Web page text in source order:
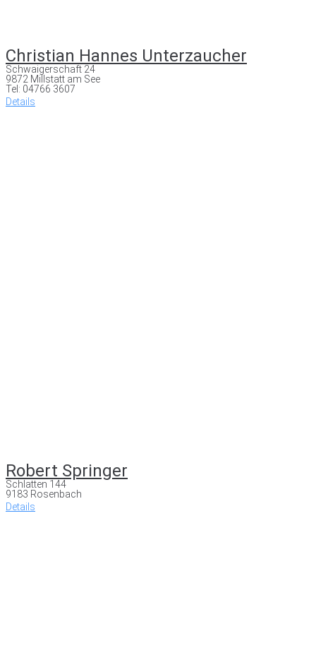
Christian Hannes Unterzaucher
Schwaigerschaft 24
9872 Millstatt am See
Tel: 04766 3607
Details
Robert Springer
Schlatten 144
9183 Rosenbach
Details